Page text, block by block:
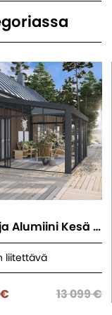
Uumaja Alumiini Kesä Lasiterassi
liitettävä
13 099 €